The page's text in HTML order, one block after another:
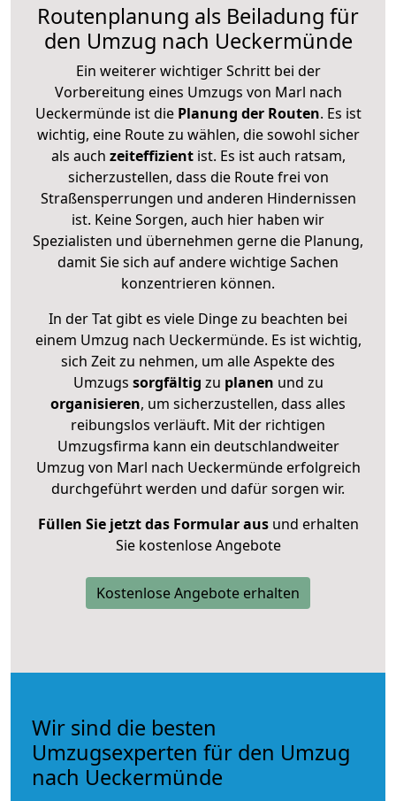
Routenplanung als Beiladung für
den Umzug nach Ueckermünde
Ein weiterer wichtiger Schritt bei der
Vorbereitung eines Umzugs von Marl nach
Ueckermünde ist diePlanung der Routen. Es ist
wichtig, eine Route zu wählen, die sowohl sicher
als auch zeiteffizientist. Es ist auch ratsam,
sicherzustellen, dass die Route frei von
Straßensperrungen und anderen Hindernissen
ist. Keine Sorgen, auch hier haben wir
Spezialisten und übernehmen gerne die Planung,
damit Sie sich auf andere wichtige Sachen
konzentrieren können.
In der Tat gibt es viele Dinge zu beachten bei
einem Umzug nach Ueckermünde. Es ist wichtig,
sich Zeit zu nehmen, um alle Aspekte des
Umzugs sorgfältig zu planen und zu
organisieren, um sicherzustellen, dass alles
reibungslos verläuft. Mit der richtigen
Umzugsfirma kann ein deutschlandweiter
Umzug von Marl nach Ueckermünde erfolgreich
durchgeführt werden und dafür sorgen wir.
Füllen Sie jetzt das Formular ausund erhalten
Sie kostenlose Angebote
Kostenlose Angebote erhalten
Wir sind die besten
Umzugsexperten für den Umzug
nach Ueckermünde